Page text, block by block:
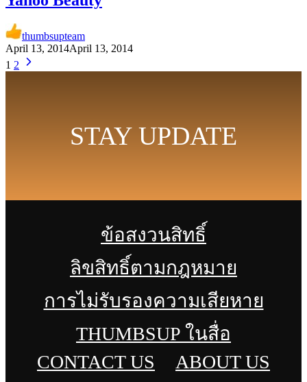
thumbsupteam
April 13, 2014April 13, 2014
1 2
STAY UPDATE
ข้อสงวนสิทธิ์
ลิขสิทธิ์ตามกฎหมาย
การไม่รับรองความเสียหาย
THUMBSUP ในสื่อ
CONTACT US
ABOUT US